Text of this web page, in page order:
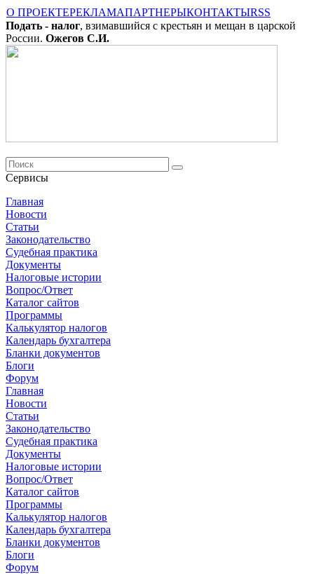
О ПРОЕКТЕРЕКЛАМАПАРТНЕРЫКОНТАКТЫRSS
Подать - налог, взимавшийся с крестьян и мещан в царской
России. Ожегов С.И.
Сервисы
Главная
Новости
Cтатьи
Законодательство
Судебная практика
Документы
Налоговые истории
Вопрос/Ответ
Каталог сайтов
Программы
Калькулятор налогов
Календарь бухгалтера
Бланки документов
Блоги
Форум
Главная
Новости
Cтатьи
Законодательство
Судебная практика
Документы
Налоговые истории
Вопрос/Ответ
Каталог сайтов
Программы
Калькулятор налогов
Календарь бухгалтера
Бланки документов
Блоги
Форум